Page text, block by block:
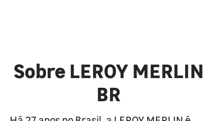
Sobre LEROY MERLIN
BR